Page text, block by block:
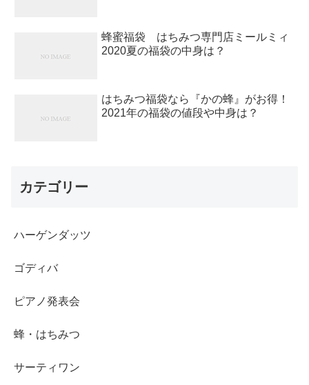
蜂蜜福袋 はちみつ専門店ミールミィ
2020夏の福袋の中身は？
はちみつ福袋なら『かの蜂』がお得！
2021年の福袋の値段や中身は？
カテゴリー
ハーゲンダッツ
ゴディバ
ピアノ発表会
蜂・はちみつ
サーティワン